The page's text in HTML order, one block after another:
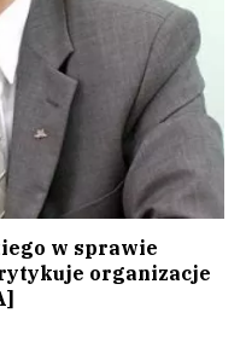
w sprawie
organizacje